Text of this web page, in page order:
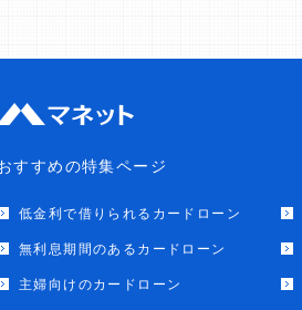
すすめの特集ページ
低金利で借りられるカードローン
無利息期間のあるカードローン
主婦向けのカードローン